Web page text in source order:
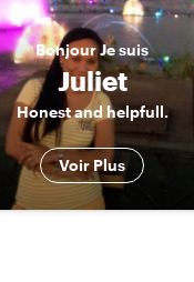
BonjourJe suis
Juliet
Honest and helpfull.
Voir Plus